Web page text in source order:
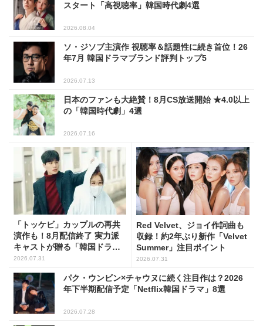
スタート「高視聴率」韓国時代劇4選
2026.08.04
ソ・ジソブ主演作 視聴率＆話題性に続き首位！26
年7月 韓国ドラマブランド評判トップ5
2026.07.13
日本のファンも大絶賛！8月CS放送開始 ★4.0以上
の「韓国時代劇」4選
2026.07.16
「トッケビ」カップルの再共
演作も！8月配信終了 実力派
キャストが贈る「韓国ドラ
マ」5選
2026.07.31
Red Velvet、ジョイ作詞曲も
収録！約2年ぶり新作「Velvet
Summer」注目ポイント
2026.07.31
パク・ウンビン×チャウヌに続く注目作は？2026
年下半期配信予定「Netflix韓国ドラマ」8選
2026.07.28